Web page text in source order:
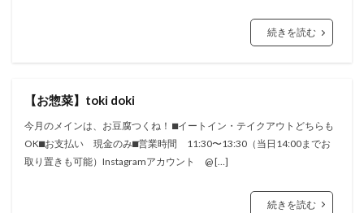
続きを読む
【お惣菜】toki doki
今月のメインは、お豆腐つくね！ ⬛︎イートイン・テイクアウトどちらも
OK⬛︎お支払い 現金のみ⬛︎営業時間 11:30〜13:30（当日14:00までお
取り置きも可能）Instagramアカウント @ […]
続きを読む